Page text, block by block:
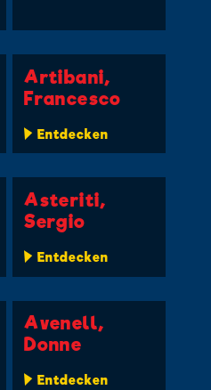
Artibani,
Francesco
Entdecken
Asteriti,
Sergio
Entdecken
Avenell,
Donne
Entdecken